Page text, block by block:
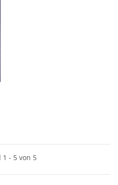
1 - 5 von 5